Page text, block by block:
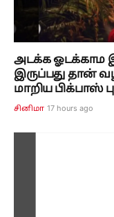
அடக்க ஓடக்காம
இருப்பது தான்
மாறிய பிக்பாஸ்
சினிமா 17 hours ago